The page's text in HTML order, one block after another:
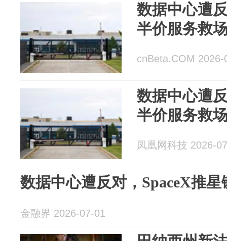
数据中心遭
半价服务救
cnBeta.COM 2026-
数据中心遭
半价服务救
凤凰网科技 2026-
数据中心遭反对，SpaceX推
金融界 2026-07-01